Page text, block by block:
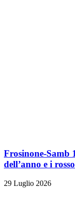
Frosinone-Samb
dell’anno e i
29 Luglio 2026